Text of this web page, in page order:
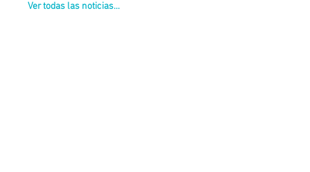
Ver todas las noticias...